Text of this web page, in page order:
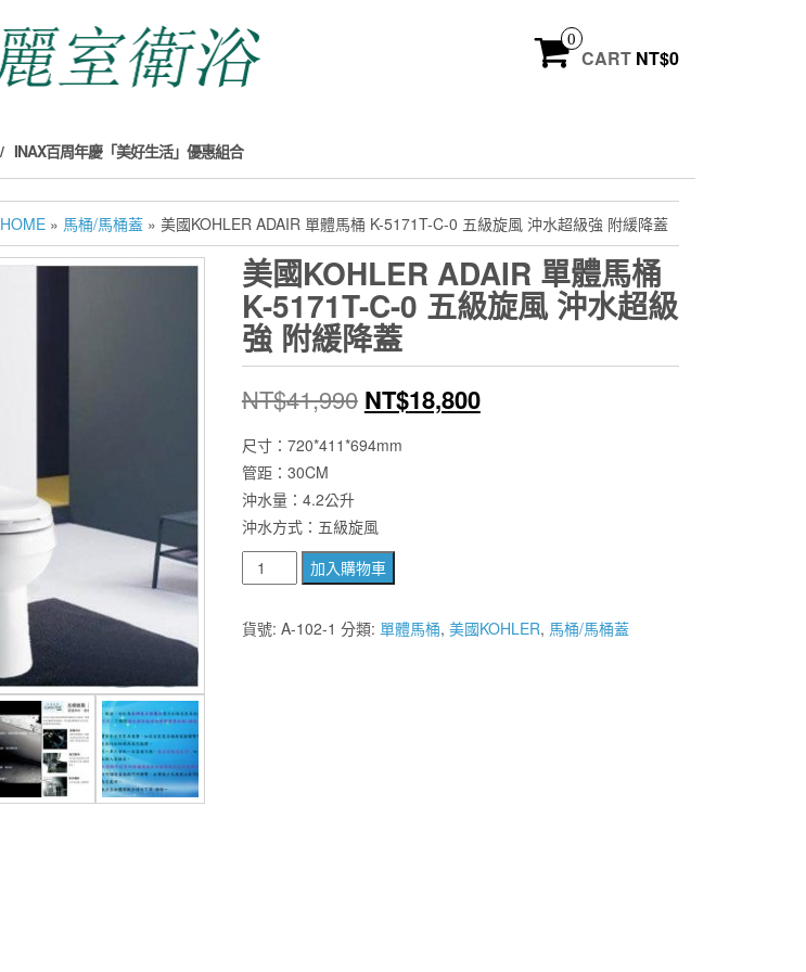
0
CART NT$0
INAX百周年慶「美好生活」優惠組合
HOME » 馬桶/馬桶蓋 » 美國KOHLER ADAIR 單體馬桶 K-5171T-C-0 五級旋風 沖水超級強 附緩降蓋
美國KOHLER ADAIR 單體馬桶
K-5171T-C-0 五級旋風 沖水超級
強 附緩降蓋
NT$41,990 原
始
格：
NT$41,990。
NT$18,800目
尺寸：720*411*694mm
管距：30CM
沖水量：4.2公升
沖水方式：五級旋風
國
KOHLER
Adair
加入購物車
貨號: A-102-1 分類: 單體馬桶, 美國KOHLER, 馬桶/馬桶蓋